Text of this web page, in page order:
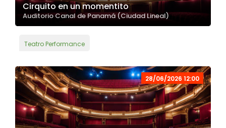
Cirquito en un momentito
Auditorio Canal de Panamá (Ciudad Lineal)
Teatro Performance
28/06/2026 12:00